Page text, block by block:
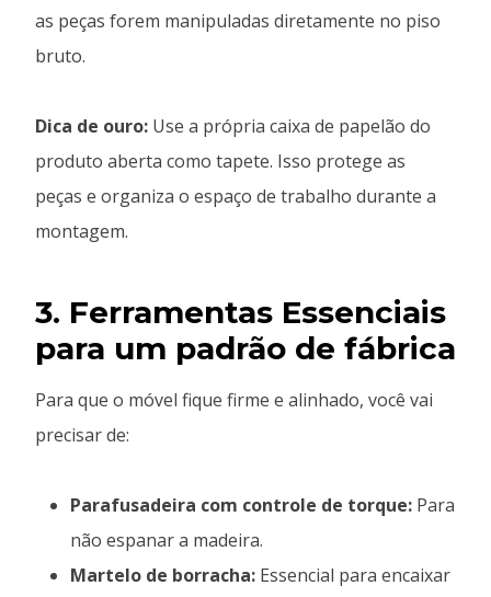
as peças forem manipuladas diretamente no piso
bruto.
Dica de ouro: Use a própria caixa de papelão do
produto aberta como tapete. Isso protege as
peças e organiza o espaço de trabalho durante a
montagem.
3. Ferramentas Essenciais
para um padrão de fábrica
Para que o móvel fique firme e alinhado, você vai
precisar de:
Parafusadeira com controle de torque: Para
não espanar a madeira.
Martelo de borracha: Essencial para encaixar